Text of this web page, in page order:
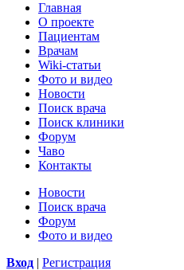
Главная
О проекте
Пациентам
Врачам
Wiki-статьи
Фото и видео
Новости
Поиск врача
Поиск клиники
Форум
Чаво
Контакты
Новости
Поиск врача
Форум
Фото и видео
Вход | Регистрация